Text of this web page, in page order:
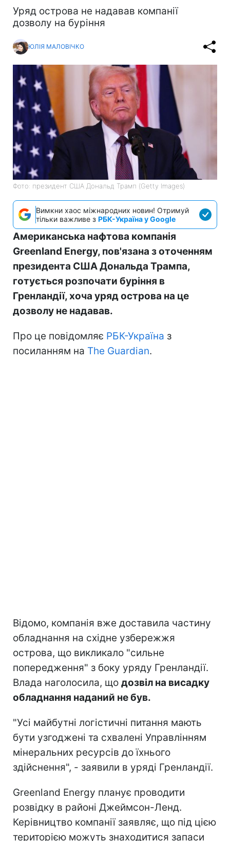
Уряд острова не надавав компанії
дозволу на буріння
ЮЛІЯ МАЛОВІЧКО
Фото: президент США Дональд Трамп (Getty Images)
Вимкни хаос міжнародних новин! Отримуй
тільки важливе з РБК-Україна у Google
Американська нафтова компанія
Greenland Energy, пов'язана з оточенням
президента США Дональда Трампа,
готується розпочати буріння в
Гренландії, хоча уряд острова на це
дозволу не надавав.
Про це повідомляє РБК-Україна з
посиланням на The Guardian.
Відомо, компанія вже доставила частину
обладнання на східне узбережжя
острова, що викликало "сильне
попередження" з боку уряду Гренландії.
Влада наголосила, що дозвіл на висадку
обладнання наданий не був.
"Усі майбутні логістичні питання мають
бути узгоджені та схвалені Управлінням
мінеральних ресурсів до їхнього
здійснення", - заявили в уряді Гренландії.
Greenland Energy планує проводити
розвідку в районі Джеймсон-Ленд.
Керівництво компанії заявляє, що під цією
територією можуть знаходитися запаси